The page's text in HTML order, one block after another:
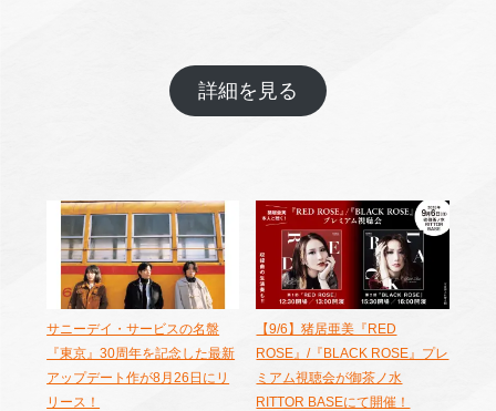
詳細を見る
サニーデイ・サービスの名盤
『東京』30周年を記念した最新
アップデート作が8月26日にリ
リース！
【9/6】猪居亜美『RED
ROSE』/『BLACK ROSE』プレ
ミアム視聴会が御茶ノ水
RITTOR BASEにて開催！